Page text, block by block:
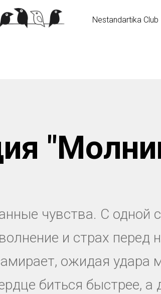
Nestandartika Club
чувства. С одной
и страх перед
ожидая удара
биться быстрее, а